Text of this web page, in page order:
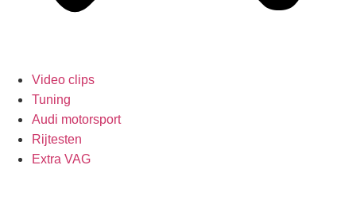
Video clips
Tuning
Audi motorsport
Rijtesten
Extra VAG